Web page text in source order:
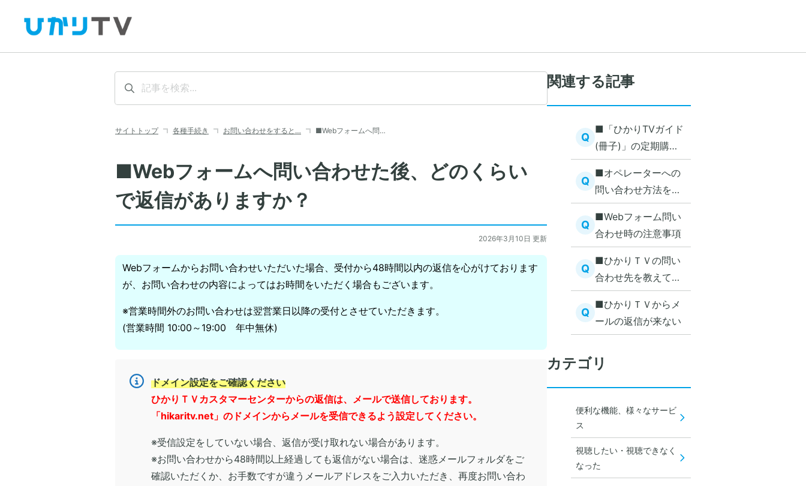
サイトトップ 各種手続き お問い合わせをすると… ■Webフォームへ問…
■Webフォームへ問い合わせた後、どのくらい
で返信がありますか？
2026年3月10日 更新
Webフォームからお問い合わせいただいた場合、受付から48時間以内の返信を心がけております
が、お問い合わせの内容によってはお時間をいただく場合もございます。
※営業時間外のお問い合わせは翌営業日以降の受付とさせていただきます。
(営業時間 10:00～19:00 年中無休)
ドメイン設定をご確認ください
ひかりＴＶカスタマーセンターからの返信は、メールで送信しております。
「hikaritv.net」のドメインからメールを受信できるよう設定してください。
※受信設定をしていない場合、返信が受け取れない場合があります。
※お問い合わせから48時間以上経過しても返信がない場合は、迷惑メールフォルダをご
確認いただくか、お手数ですが違うメールアドレスをご入力いただき、再度お問い合わ
関連する記事
Q
■「ひかりTVガイド
(冊子)」の定期購読
申込
Q
■オペレーターへの
問い合わせ方法を教
えてください
Q
■Webフォーム問い
合わせ時の注意事項
Q
■ひかりＴＶの問い
合わせ先を教えてく
ださい
Q
■ひかりＴＶからメ
ールの返信が来ない
カテゴリ
便利な機能、様々なサービ
ス
視聴したい・視聴できなく
なった